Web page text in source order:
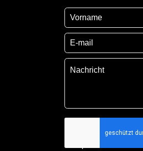
Ich habe die